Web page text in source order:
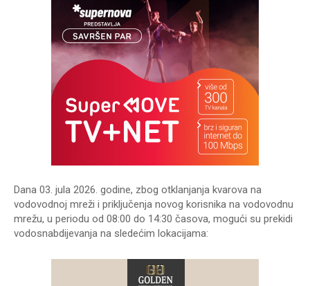
Dana 03. jula 2026. godine, zbog otklanjanja kvarova na
vodovodnoj mreži i priključenja novog korisnika na vodovodnu
mrežu, u periodu od 08:00 do 14:30 časova, mogući su prekidi
vodosnabdijevanja na sledećim lokacijama: